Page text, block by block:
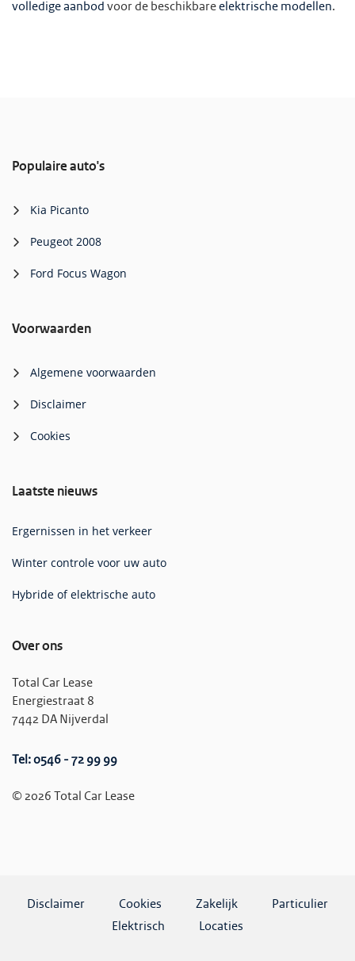
volledige aanbod voor de beschikbare elektrische modellen.
Populaire auto's
Kia Picanto
Peugeot 2008
Ford Focus Wagon
Voorwaarden
Algemene voorwaarden
Disclaimer
Cookies
Laatste nieuws
Ergernissen in het verkeer
Winter controle voor uw auto
Hybride of elektrische auto
Over ons
Total Car Lease
Energiestraat 8
7442 DA Nijverdal
Tel: 0546 - 72 99 99
© 2026 Total Car Lease
Disclaimer Cookies Zakelijk
Particulier
Elektrisch
Locaties